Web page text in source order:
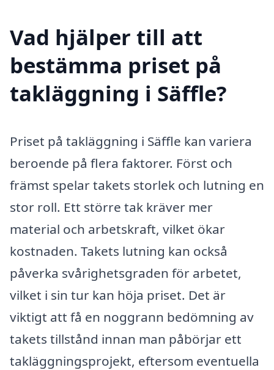
Vad hjälper till att
bestämma priset på
takläggning i Säffle?
Priset på takläggning i Säffle kan variera
beroende på flera faktorer. Först och
främst spelar takets storlek och lutning en
stor roll. Ett större tak kräver mer
material och arbetskraft, vilket ökar
kostnaden. Takets lutning kan också
påverka svårighetsgraden för arbetet,
vilket i sin tur kan höja priset. Det är
viktigt att få en noggrann bedömning av
takets tillstånd innan man påbörjar ett
takläggningsprojekt, eftersom eventuella